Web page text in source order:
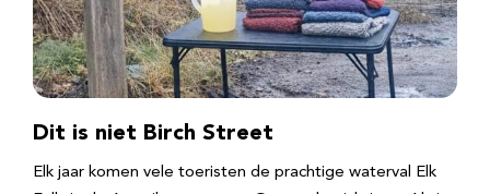
Dit is niet Birch Street
Elk jaar komen vele toeristen de prachtige waterval Elk